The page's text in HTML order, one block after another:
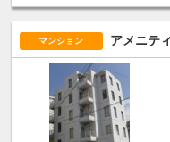
マンション アメニテ